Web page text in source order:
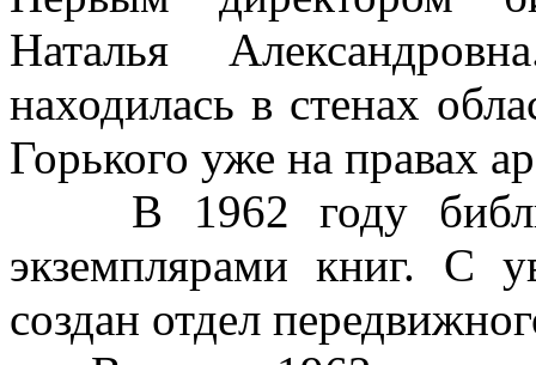
Наталья
находилась в стенах
Горького уже на правах
В 1962 году
экземплярами книг. С
создан отдел